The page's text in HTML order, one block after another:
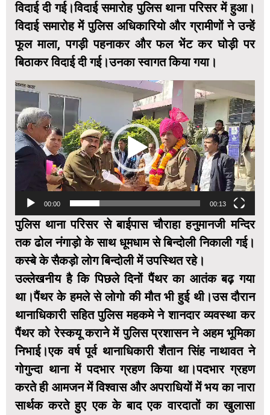
विदाई दी गई।विदाई समारोह पुलिस थाना परिसर में हुआ।
विदाई समारोह में पुलिस अधिकारियो और ग्रामीणों ने उन्हें
फूल माला, पगड़ी पहनाकर और फल भेंट कर घोड़ी पर
बिठाकर विदाई दी गई।उनका स्वागत किया गया।
Video
Player
00:00 00:13
पुलिस थाना परिसर से बाईपास चौराहा हनुमानजी मन्दिर
तक ढोल नंगाड़ो के साथ धूमधाम से बिन्दोली निकाली गई।
कस्बे के सैकड़ो लोग बिन्दोली में उपस्थित रहे।
उल्लेखनीय है कि पिछले दिनों पैंथर का आतंक बढ़ गया
था।पैंथर के हमले से लोगो की मौत भी हुई थी।उस दौरान
थानाधिकारी सहित पुलिस महकमे ने शानदार व्यवस्था कर
पैंथर को रेस्कयू कराने में पुलिस प्रशासन ने अहम भूमिका
निभाई।एक वर्ष पूर्व थानाधिकारी शैतान सिंह नाथावत ने
गोगुन्दा थाना में पदभार ग्रहण किया था।पदभार ग्रहण
करते ही आमजन में विश्वास और अपराधियों में भय का नारा
सार्थक करते हुए एक के बाद एक वारदातों का खुलासा